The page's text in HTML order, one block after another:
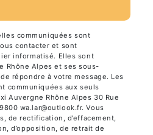
communiquées sont
contacter et sont
informatisé. Elles sont
Rhône Alpes et ses sous-
répondre à votre message. Les
communiquées aux seuls
Auvergne Rhône Alpes 30 Rue
wa.lar@outlook.fr. Vous
de rectification, d’effacement,
d’opposition, de retrait de